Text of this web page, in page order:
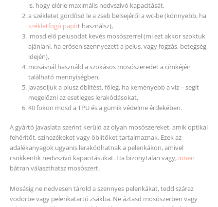
is, hogy elérje maximális nedvszívó kapacitását,
a székletet gördítsd le a zseb belsejéről a wc-be (könnyebb, ha
székletfogó papírt használsz),
mosd elő pelusodat kevés mosószerrel (mi ezt akkor szoktuk
ajánlani, ha erősen szennyezett a pelus, vagy fogzás, betegség
idején),
mosásnál használd a szokásos mosószeredet a címkéjén
található mennyiségben,
javasoljuk a plusz öblítést, főleg, ha keményebb a víz – segít
megelőzni az esetleges lerakódásokat,
40 fokon mosd a TPU és a gumik védelme érdekében.
A gyártó javaslata szerint kerüld az olyan mosószereket, amik optikai
fehérítőt, színezékeket vagy öblítőket tartalmaznak. Ezek az
adalékanyagok ugyanis lerakódhatnak a pelenkákon, amivel
csökkentik nedvszívó kapacitásukat. Ha bizonytalan vagy, innen
bátran választhatsz mosószert.
Mosásig ne nedvesen tárold a szennyes pelenkákat, tedd száraz
vödörbe vagy pelenkatartó zsákba. Ne áztasd mosószerben vagy